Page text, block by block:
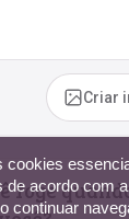
Criar
foge
cookies
de acordo com
continuar